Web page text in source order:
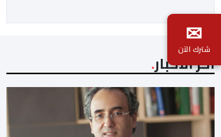
بن طوطو، ثم شخص اخر […]
آخر الأخبار
✉
شترك الآن